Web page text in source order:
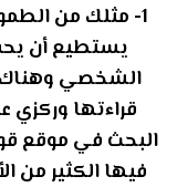
1- مثلك من
يستطيع أن
الشخصي وهناك
قراءتها
البحث في موقع
فيها الكثير من